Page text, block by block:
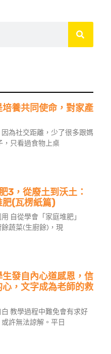
養共同使命，對家產
為社交距離，少了很多跟媽
，只看過食物上桌
3，從廢土到沃土：
肥(瓦楞紙篇)
自從學會「家庭堆肥」
蔬菜(生廚餘)，現
發自內心道感恩，信
，文字成為老師的救
教學過程中難免會有求好
許無法諒解。平日